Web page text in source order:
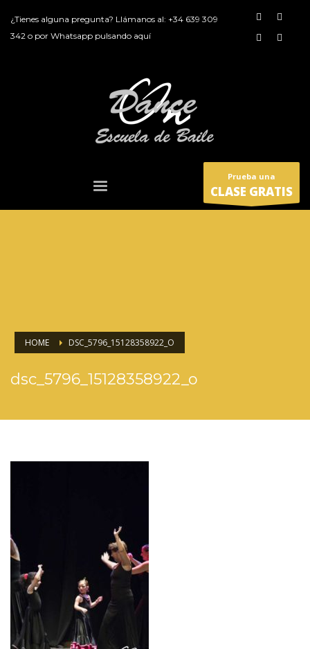
¿Tienes alguna pregunta? Llámanos al: +34 639 309
342 o por Whatsapp pulsando aquí
Prueba una
CLASE GRATIS
HOME DSC_5796_15128358922_O
dsc_5796_15128358922_o